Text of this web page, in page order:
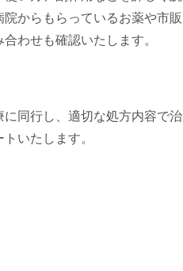
からもらっているお薬や市販
わせも確認いたします。
同行し、適切な処方内容で治
いたします。